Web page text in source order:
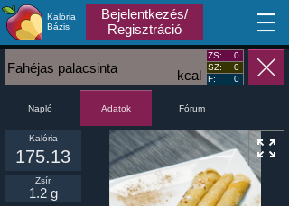
Kalória
Bázis
Bejelentkezés/
Regisztráció
MA
kcal
Fahéjas palacsinta
ZS:
0
SZ:
0
F:
0
Napló Adatok Fórum
Kalória
175.13
Zsír
1.2 g